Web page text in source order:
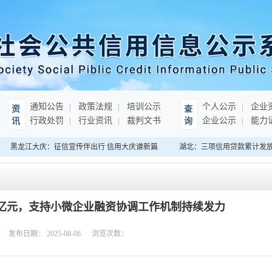
资
讯
通知公告 政策法规
培训公示
行政处罚
行业资讯 裁判文书
查
询
个人公示
企业
企业公示
能力
黑龙江大庆：征信宣传伴出行 信用大庆谱新篇 湖北：三项信用贷款累计发放
元，支持小微企业融资协调工作机制持续发力
发布日期： 2025-08-06 浏览次数：